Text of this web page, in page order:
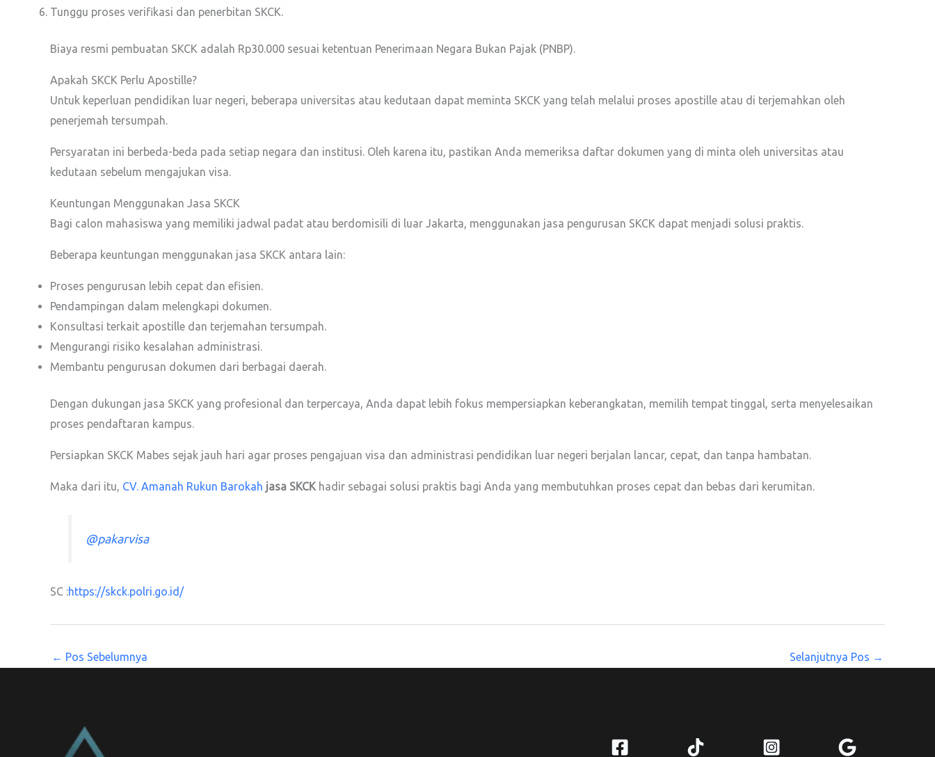
Tunggu proses verifikasi dan penerbitan SKCK.
Biaya resmi pembuatan SKCK adalah Rp30.000 sesuai ketentuan Penerimaan Negara Bukan Pajak (PNBP).
Apakah SKCK Perlu Apostille?
Untuk keperluan pendidikan luar negeri, beberapa universitas atau kedutaan dapat meminta SKCK yang telah melalui proses apostille atau di terjemahkan oleh
penerjemah tersumpah.
Persyaratan ini berbeda-beda pada setiap negara dan institusi. Oleh karena itu, pastikan Anda memeriksa daftar dokumen yang di minta oleh universitas atau
kedutaan sebelum mengajukan visa.
Keuntungan Menggunakan Jasa SKCK
Bagi calon mahasiswa yang memiliki jadwal padat atau berdomisili di luar Jakarta, menggunakan jasa pengurusan SKCK dapat menjadi solusi praktis.
Beberapa keuntungan menggunakan jasa SKCK antara lain:
Proses pengurusan lebih cepat dan efisien.
Pendampingan dalam melengkapi dokumen.
Konsultasi terkait apostille dan terjemahan tersumpah.
Mengurangi risiko kesalahan administrasi.
Membantu pengurusan dokumen dari berbagai daerah.
Dengan dukungan jasa SKCK yang profesional dan terpercaya, Anda dapat lebih fokus mempersiapkan keberangkatan, memilih tempat tinggal, serta menyelesaikan
proses pendaftaran kampus.
Persiapkan SKCK Mabes sejak jauh hari agar proses pengajuan visa dan administrasi pendidikan luar negeri berjalan lancar, cepat, dan tanpa hambatan.
Maka dari itu, CV. Amanah Rukun Barokah jasa SKCK hadir sebagai solusi praktis bagi Anda yang membutuhkan proses cepat dan bebas dari kerumitan.
@pakarvisa
SC :https://skck.polri.go.id/
← Pos Sebelumnya Selanjutnya Pos →